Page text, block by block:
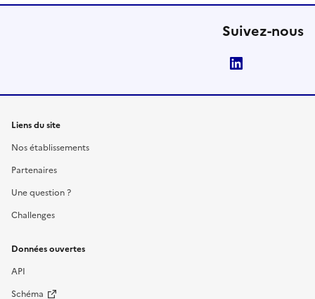
Suivez-nous
Liens du site
Nos établissements
Partenaires
Une question ?
Challenges
Données ouvertes
API
Schéma